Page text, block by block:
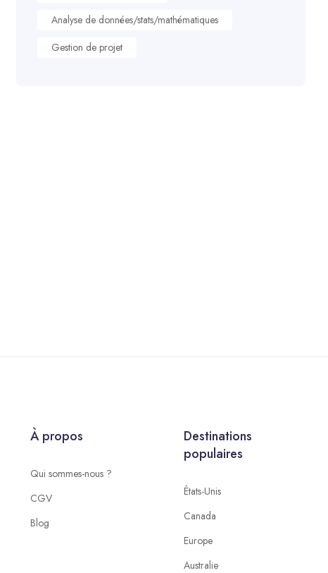
Analyse de données/stats/mathématiques
Gestion de projet
À propos
Qui sommes-nous ?
CGV
Blog
Destinations
populaires
États-Unis
Canada
Europe
Australie